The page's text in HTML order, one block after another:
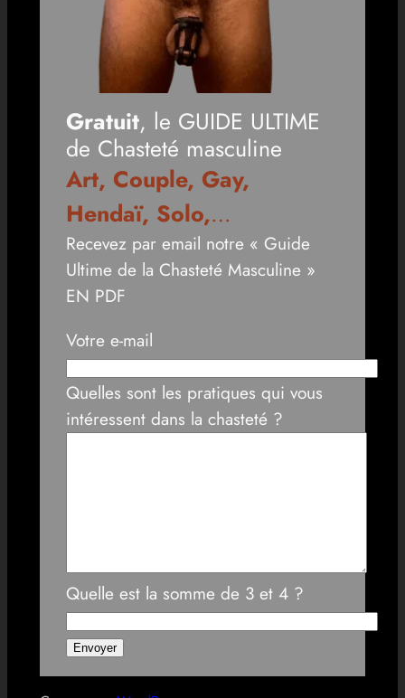
Gratuit, le GUIDE ULTIME
de Chasteté masculine
Art, Couple, Gay,
Hendaï, Solo,…
Recevez par email notre « Guide
Ultime de la Chasteté Masculine »
EN PDF
Votre e-mail
Quelles sont les pratiques qui vous
intéressent dans la chasteté ?
Quelle est la somme de 3 et 4 ?